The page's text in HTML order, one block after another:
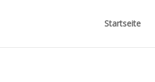
Startseite